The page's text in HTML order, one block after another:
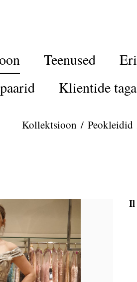
Teenused
Klientide
Kollektsioon / Peokleidid
Il